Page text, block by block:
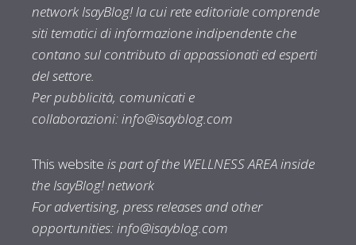
network IsayBlog! la cui rete editoriale comprende
siti tematici di informazione indipendente che
contano sul contributo di appassionati ed esperti
del settore.
Per pubblicità, comunicati e
collaborazioni:info@isayblog.com
This website is part of the WELLNESS AREA inside
the IsayBlog! network
For advertising, press releases and other
opportunities:info@isayblog.com